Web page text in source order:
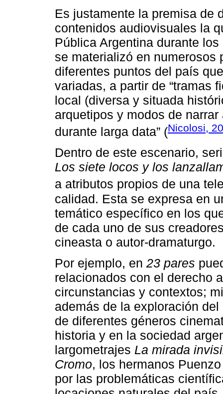
Es justamente la premisa de
contenidos audiovisuales la
Pública Argentina durante
se materializó en
diferentes puntos del país
variadas, a partir de “tramas
local (diversa y situada
arquetipos y modos de
durante larga data” (Nicolosi,
Dentro de este escenario,
Los siete locos y los
a atributos propios de una
calidad. Esta se expresa en
temático específico en los
de cada uno de sus
cineasta o autor-dramaturgo.
Por ejemplo, en 23 pares
relacionados con el derecho
circunstancias y contextos;
además de la exploración
de diferentes géneros
historia y en la sociedad
largometrajes La mirada
Cromo, los hermanos
por las problemáticas